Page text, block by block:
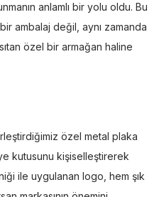
anlamlı bir yolu oldu. Bu
ambalaj değil, aynı zamanda
özel bir armağan haline
özel metal plaka
kutusunu kişiselleştirerek
ile uygulanan logo, hem şık